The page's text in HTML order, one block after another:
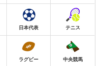
日本代表 テニス
ラグビー 中央競馬